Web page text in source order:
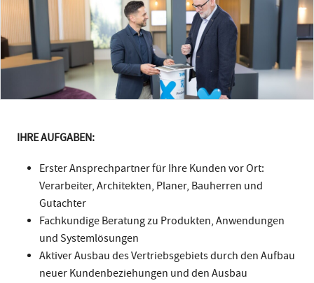
IHRE AUFGABEN:
Erster Ansprechpartner für Ihre Kunden vor Ort:
Verarbeiter, Architekten, Planer, Bauherren und
Gutachter
Fachkundige Beratung zu Produkten, Anwendungen
und Systemlösungen
Aktiver Ausbau des Vertriebsgebiets durch den Aufbau
neuer Kundenbeziehungen und den Ausbau